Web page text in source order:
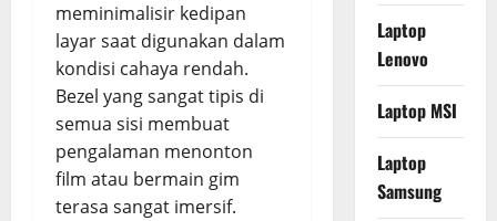
meminimalisir kedipan
layar saat digunakan dalam
kondisi cahaya rendah.
Bezel yang sangat tipis di
semua sisi membuat
pengalaman menonton
film atau bermain gim
terasa sangat imersif.
Laptop
Lenovo
Laptop MSI
Laptop
Samsung